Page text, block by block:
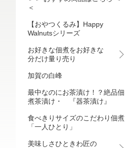
＜
【おやつくるみ】Happy
Walnutsシリーズ
お好きな佃煮をお好きな
分だけ量り売り
加賀の白峰
最中なのにお茶漬け！？絶品佃
煮茶漬け・ 『器茶漬け』
食べきりサイズのこだわり佃煮
「一人ひとり」
美味しさひときわ匠の